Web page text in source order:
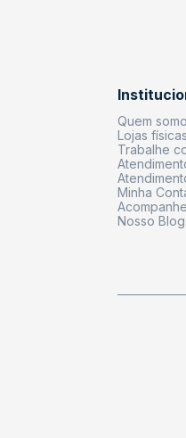
Quem
Lojas físicas
Trabalhe
Minha
Nosso Blog